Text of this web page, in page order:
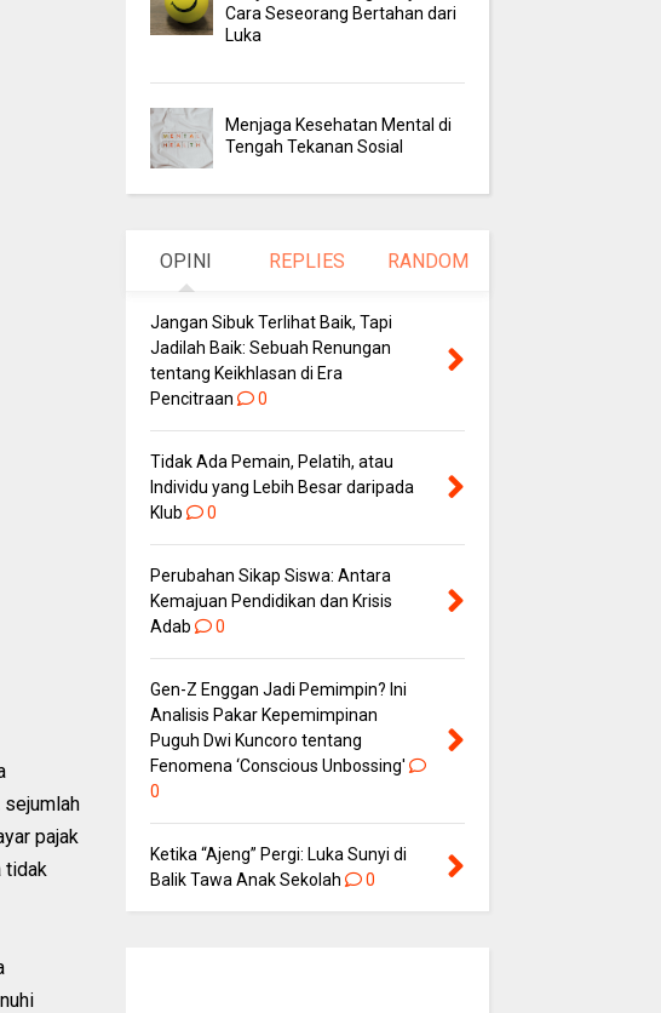
sejumlah
pajak
tidak
Cara Seseorang Bertahan dari
Luka
Menjaga Kesehatan Mental di
Tengah Tekanan Sosial
OPINI REPLIES RANDOM
Jangan Sibuk Terlihat Baik, Tapi
Jadilah Baik: Sebuah Renungan
tentang Keikhlasan di Era
Pencitraan
0
Tidak Ada Pemain, Pelatih, atau
Individu yang Lebih Besar daripada
Klub
0
Perubahan Sikap Siswa: Antara
Kemajuan Pendidikan dan Krisis
Adab
0
Gen-Z Enggan Jadi Pemimpin? Ini
Analisis Pakar Kepemimpinan
Puguh Dwi Kuncoro tentang
Fenomena ‘Conscious Unbossing'
0
Ketika “Ajeng” Pergi: Luka Sunyi di
Balik Tawa Anak Sekolah
0